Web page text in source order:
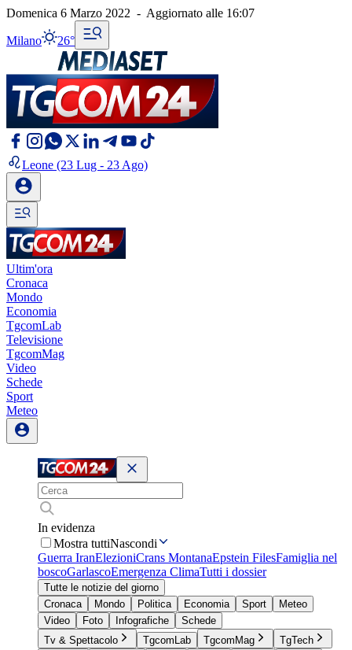
Domenica 6 Marzo 2022 - Aggiornato alle 16:07
Milano 26°
Leone (23 Lug - 23 Ago)
Ultim'ora
Cronaca
Mondo
Economia
TgcomLab
Televisione
TgcomMag
Video
Schede
Sport
Meteo
In evidenza
Mostra tuttiNascondi
Guerra IranElezioniCrans MontanaEpstein FilesFamiglia nel
boscoGarlascoEmergenza ClimaTutti i dossier
Tutte le notizie del giorno
Cronaca
Mondo Politica Economia Sport
Meteo
Video
Foto Infografiche
Schede
Tv & Spettacolo
TgcomLab TgcomMag
TgTech